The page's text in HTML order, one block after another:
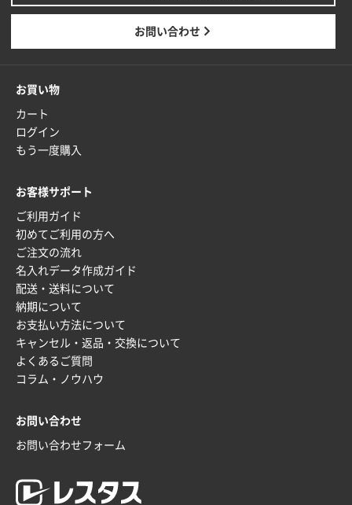
青森県K社様
ワンポイントポリ袋 A4サイズ 1000枚
2025年12月22日 03:31
神奈川県S社様
ワンポイント箔押し紙袋 M横サイズ(A4対応)
枚
2025年12月16日 10:39
短納期対応が素晴らしい
富山県O社様
uni ジェットストリーム 07
2025年12月09日 14:04
安い、早い
埼玉県G社様
ラミネート紙袋 規格L4サイズ(B4対応)
値段が安かった。
お問い合わせ
お買い物
カート
ログイン
もう一度購入
お客様サポート
ご利用ガイド
初めてご利用の方へ
ご注文の流れ
名入れデータ作成ガイド
配送・送料について
納期について
お支払い方法について
キャンセル・返品・交換について
よくあるご質問
コラム・ノウハウ
お問い合わせ
お問い合わせフォーム